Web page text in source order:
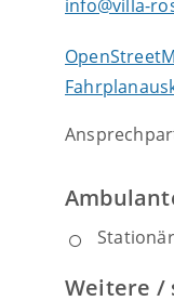
info@villa-
Weitere /